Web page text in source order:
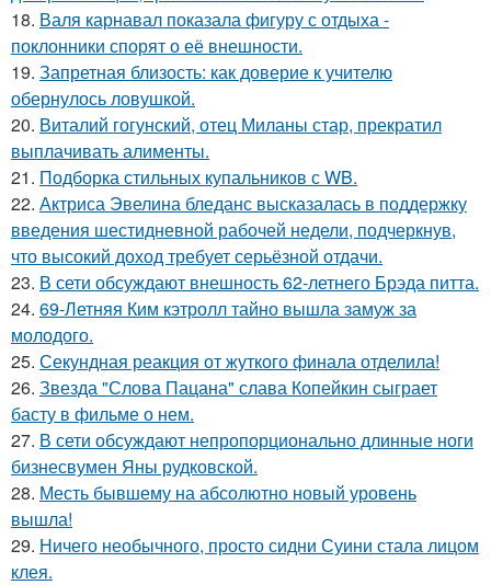
18. Валя карнавал показала фигуру с отдыха -
поклонники спорят о её внешности.
19. Запретная близость: как доверие к учителю
обернулось ловушкой.
20. Виталий гогунский, отец Миланы стар, прекратил
выплачивать алименты.
21. Подборка стильных купальников с WB.
22. Актриса Эвелина бледанс высказалась в поддержку
введения шестидневной рабочей недели, подчеркнув,
что высокий доход требует серьёзной отдачи.
23. В сети обсуждают внешность 62-летнего Брэда питта.
24. 69-Летняя Ким кэтролл тайно вышла замуж за
молодого.
25. Секундная реакция от жуткого финала отделила!
26. Звезда "Слова Пацана" слава Копейкин сыграет
басту в фильме о нем.
27. В сети обсуждают непропорционально длинные ноги
бизнесвумен Яны рудковской.
28. Месть бывшему на абсолютно новый уровень
вышла!
29. Ничего необычного, просто сидни Суини стала лицом
клея.